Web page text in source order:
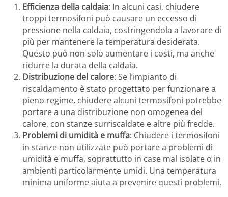
Efficienza della caldaia: In alcuni casi, chiudere
troppi termosifoni può causare un eccesso di
pressione nella caldaia, costringendola a lavorare di
più per mantenere la temperatura desiderata.
Questo può non solo aumentare i costi, ma anche
ridurre la durata della caldaia.
Distribuzione del calore: Se l’impianto di
riscaldamento è stato progettato per funzionare a
pieno regime, chiudere alcuni termosifoni potrebbe
portare a una distribuzione non omogenea del
calore, con stanze surriscaldate e altre più fredde.
Problemi di umidità e muffa: Chiudere i termosifoni
in stanze non utilizzate può portare a problemi di
umidità e muffa, soprattutto in case mal isolate o in
ambienti particolarmente umidi. Una temperatura
minima uniforme aiuta a prevenire questi problemi.